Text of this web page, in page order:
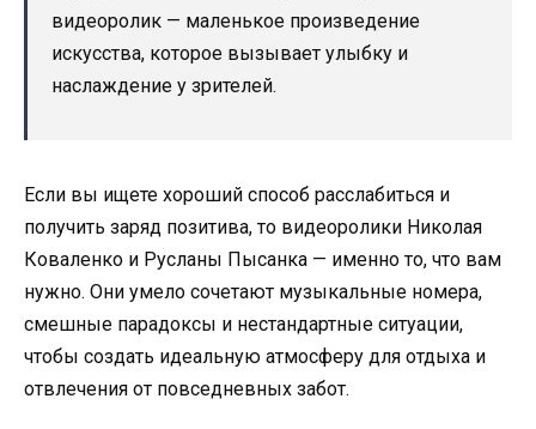
видеоролик — маленькое произведение
искусства, которое вызывает улыбку и
наслаждение у зрителей.
Если вы ищете хороший способ расслабиться и
получить заряд позитива, то видеоролики Николая
Коваленко и Русланы Пысанка — именно то, что вам
нужно. Они умело сочетают музыкальные номера,
смешные парадоксы и нестандартные ситуации,
чтобы создать идеальную атмосферу для отдыха и
отвлечения от повседневных забот.